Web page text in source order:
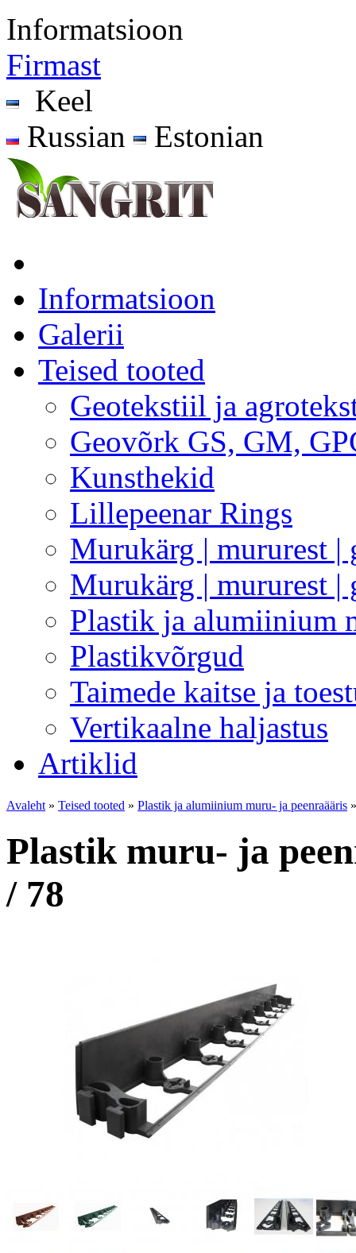
Informatsioon
Firmast
Keel
Russian
Estonian
Informatsioon
Galerii
Teised tooted
Geotekstiil ja
Geovõrk GS, GM,
Kunsthekid
Lillepeenar Rings
Murukärg | mururest |
Murukärg | mururest |
Plastik ja alumiinium
Plastikvõrgud
Taimede kaitse ja
Vertikaalne haljastus
Artiklid
Avaleht » Teised tooted » Plastik ja alumiinium muru- ja peenraääris
Plastik muru- ja
/ 78